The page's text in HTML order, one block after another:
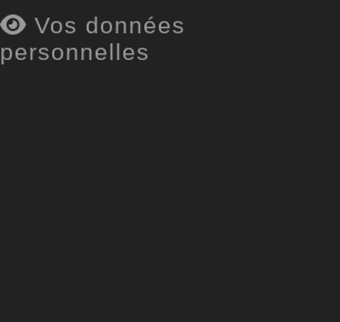
Vos données
personnelles